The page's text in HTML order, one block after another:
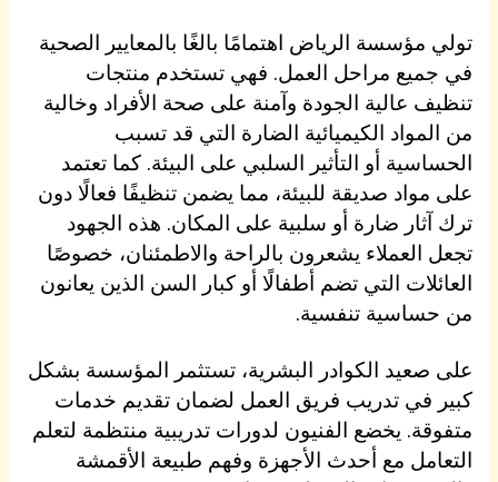
تولي مؤسسة الرياض اهتمامًا بالغًا بالمعايير الصحية
في جميع مراحل العمل. فهي تستخدم منتجات
تنظيف عالية الجودة وآمنة على صحة الأفراد وخالية
من المواد الكيميائية الضارة التي قد تسبب
الحساسية أو التأثير السلبي على البيئة. كما تعتمد
على مواد صديقة للبيئة، مما يضمن تنظيفًا فعالًا دون
ترك آثار ضارة أو سلبية على المكان. هذه الجهود
تجعل العملاء يشعرون بالراحة والاطمئنان، خصوصًا
العائلات التي تضم أطفالًا أو كبار السن الذين يعانون
من حساسية تنفسية.
على صعيد الكوادر البشرية، تستثمر المؤسسة بشكل
كبير في تدريب فريق العمل لضمان تقديم خدمات
متفوقة. يخضع الفنيون لدورات تدريبية منتظمة لتعلم
التعامل مع أحدث الأجهزة وفهم طبيعة الأقمشة